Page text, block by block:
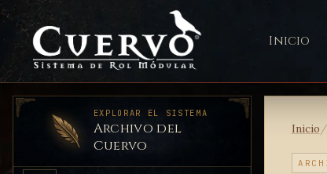
Inicio
EXPLORAR EL SISTEMA
Archivo del
Cuervo
Inicio/